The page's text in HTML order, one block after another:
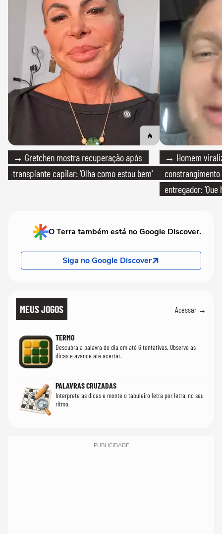
→ Gretchen mostra recuperação após
transplante capilar: 'Olha como estou bem'
→ Homem
entregador: 'Que
O Terra também está no Google Discover.
Siga no Google Discover
MEUS JOGOS Acessar →
TERMO
Descubra a palavra do dia em até 6 tentativas. Observe as
dicas e avance até acertar.
PALAVRAS CRUZADAS
Interprete as dicas e monte o tabuleiro letra por letra, no seu
ritmo.
PUBLICIDADE